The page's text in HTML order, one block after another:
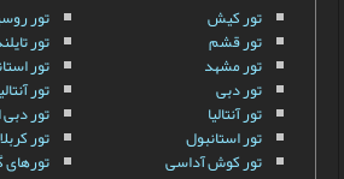
تور کیش
تور قشم
تور مشهد
تور دبی
تور آنتالیا
تور استانبول
تور کوش آداسی
تور
تور
تور
تور
تور
تور